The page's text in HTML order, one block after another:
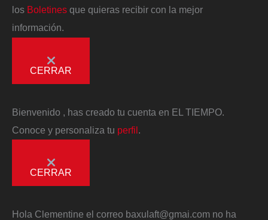
los Boletines que quieras recibir con la mejor
información.
CERRAR
Bienvenido
, has creado tu cuenta en EL TIEMPO.
Conoce y personaliza tu perfil
CERRAR
Hola Clementine el correo baxulaft@gmai.com no ha